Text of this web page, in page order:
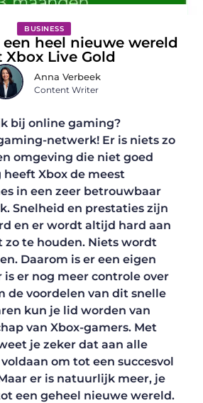
BUSINESS
heel nieuwe wereld
Xbox Live Gold
Anna Verbeek
Content Writer
bij online gaming?
netwerk! Er is niets zo
omgeving die niet goed
Xbox de meest
in een zeer betrouwbaar
Snelheid en prestaties zijn
en er wordt altijd hard aan
zo te houden. Niets wordt
Daarom is er een eigen
is er nog meer controle over
de voordelen van dit snelle
kun je lid worden van
van Xbox-gamers. Met
je zeker dat aan alle
om tot een succesvol
er is natuurlijk meer, je
een geheel nieuwe wereld.